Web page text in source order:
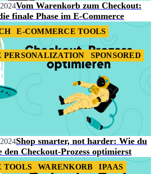
Vom Warenkorb zum Checkout:
finale Phase im E-Commerce
E-COMMERCE TOOLS
PERSONALIZATION
SPONSORED
Shop smarter, not harder: Wie du
den Checkout-Prozess optimierst
TOOLS WARENKORB
IPAAS